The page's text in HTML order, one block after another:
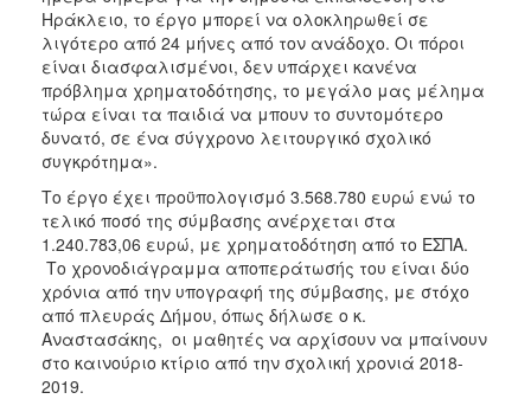
Ηράκλειο, το έργο μπορεί να ολοκληρωθεί σε
λιγότερο από 24 μήνες από τον ανάδοχο. Οι πόροι
είναι διασφαλισμένοι, δεν υπάρχει κανένα
πρόβλημα χρηματοδότησης, το μεγάλο μας μέλημα
τώρα είναι τα παιδιά να μπουν το συντομότερο
δυνατό, σε ένα σύγχρονο λειτουργικό σχολικό
συγκρότημα».
Το έργο έχει προϋπολογισμό 3.568.780 ευρώ ενώ το
τελικό ποσό της σύμβασης ανέρχεται στα
1.240.783,06 ευρώ, με χρηματοδότηση από το ΕΣΠΑ.
Το χρονοδιάγραμμα αποπεράτωσής του είναι δύο
χρόνια από την υπογραφή της σύμβασης, με στόχο
από πλευράς Δήμου, όπως δήλωσε ο κ.
Αναστασάκης, οι μαθητές να αρχίσουν να μπαίνουν
στο καινούριο κτίριο από την σχολική χρονιά 2018-
2019.